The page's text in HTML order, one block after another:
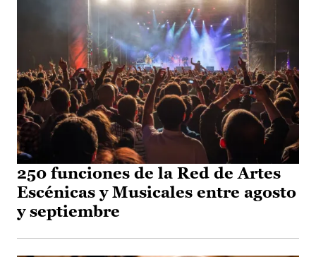
250 funciones de la Red de Artes
Escénicas y Musicales entre agosto
y septiembre